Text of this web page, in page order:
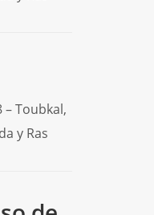
– Toubkal,
y Ras